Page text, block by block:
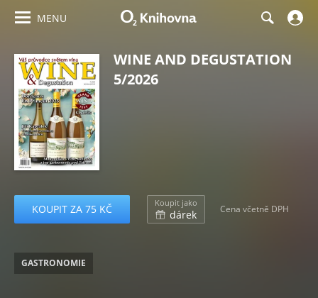
MENU
WINE AND DEGUSTATION
5/2026
KOUPIT ZA 75 KČ Koupit jako
dárek Cena včetně DPH
GASTRONOMIE